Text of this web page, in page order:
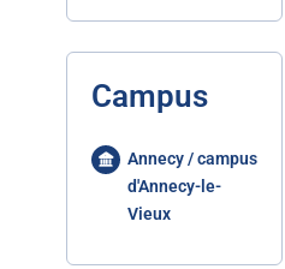
Campus
Annecy / campus
d'Annecy-le-
Vieux